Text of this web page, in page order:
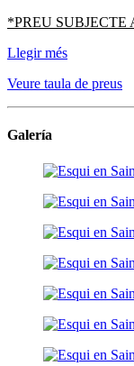
*PREU
Llegir més
Veure taula de preus
Galería